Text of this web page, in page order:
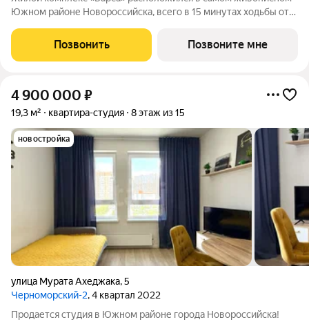
Южном районе Новороссийска, всего в 15 минутах ходьбы от
этажей. Проект объединяет просторные квартиры с
панорамными окнами, продуманные
Позвонить Позвоните мне
4 900 000 ₽
19,3 м² квартира-студия 8 этаж из 15
новостройка
улица Мурата Ахеджака,5
Черноморский-2, 4 квартал 2022
Продается студия в Южном районе города Новороссийска!